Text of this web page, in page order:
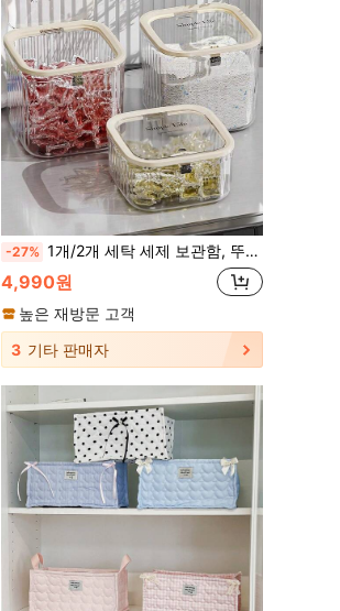
-27% 1개/2개 세탁 세제 보관함, 뚜껑 있는 보관 용기, 대용량 보관함, 세탁 세제/세탁 세제 보관 용기, 세탁 용품 보관, 가정용품, 세탁실, 욕실, 화장실에서 사용하기 적합한 욕실 액세서리.
4,990원
높은 재방문 고객
3 기타 판매자